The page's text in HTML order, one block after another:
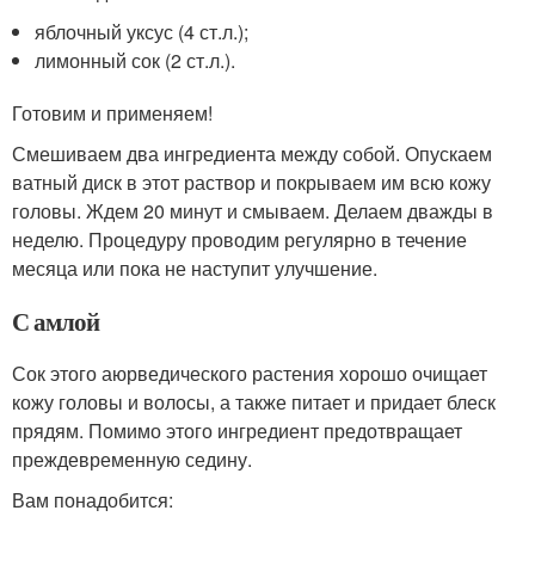
яблочный уксус (4 ст.л.);
лимонный сок (2 ст.л.).
Готовим и применяем!
Смешиваем два ингредиента между собой. Опускаем
ватный диск в этот раствор и покрываем им всю кожу
головы. Ждем 20 минут и смываем. Делаем дважды в
неделю. Процедуру проводим регулярно в течение
месяца или пока не наступит улучшение.
С амлой
Сок этого аюрведического растения хорошо очищает
кожу головы и волосы, а также питает и придает блеск
прядям. Помимо этого ингредиент предотвращает
преждевременную седину.
Вам понадобится: